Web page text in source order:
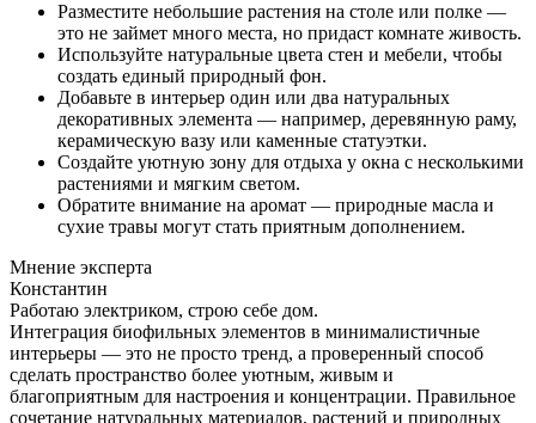
Разместите небольшие растения на столе или полке —
это не займет много места, но придаст комнате живость.
Используйте натуральные цвета стен и мебели, чтобы
создать единый природный фон.
Добавьте в интерьер один или два натуральных
декоративных элемента — например, деревянную раму,
керамическую вазу или каменные статуэтки.
Создайте уютную зону для отдыха у окна с несколькими
растениями и мягким светом.
Обратите внимание на аромат — природные масла и
сухие травы могут стать приятным дополнением.
Мнение эксперта
Константин
Работаю электриком, строю себе дом.
Интеграция биофильных элементов в минималистичные
интерьеры — это не просто тренд, а проверенный способ
сделать пространство более уютным, живым и
благоприятным для настроения и концентрации. Правильное
сочетание натуральных материалов, растений и природных